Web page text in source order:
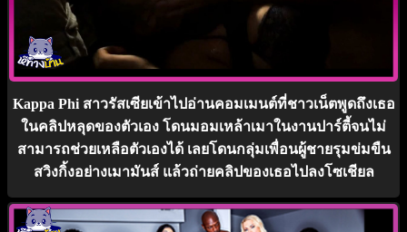
Kappa Phi สาวรัสเซียเข้าไปอ่านคอมเมนต์ที่ชาวเน็ตพูดถึงเธอ
ในคลิปหลุดของตัวเอง โดนมอมเหล้าเมาในงานปาร์ตี้จนไม่
สามารถช่วยเหลือตัวเองได้ เลยโดนกลุ่มเพื่อนผู้ชายรุมข่มขืน
สวิงกิ้งอย่างเมามันส์ แล้วถ่ายคลิปของเธอไปลงโซเชียล